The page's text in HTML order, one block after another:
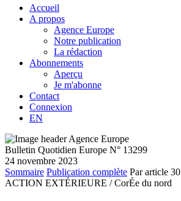
Accueil
A propos
Agence Europe
Notre publication
La rédaction
Abonnements
Aperçu
Je m'abonne
Contact
Connexion
EN
Bulletin Quotidien Europe N° 13299
24 novembre 2023
Sommaire Publication complète Par article 30
ACTION EXTÉRIEURE / CorÉe du nord